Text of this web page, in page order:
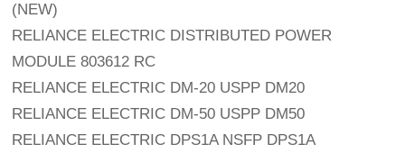
(NEW)
RELIANCE ELECTRIC DISTRIBUTED POWER
MODULE 803612 RC
RELIANCE ELECTRIC DM-20 USPP DM20
RELIANCE ELECTRIC DM-50 USPP DM50
RELIANCE ELECTRIC DPS1A NSFP DPS1A